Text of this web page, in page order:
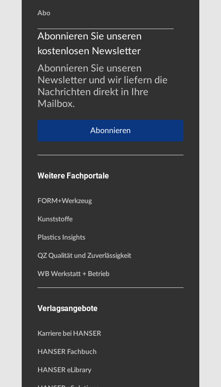
Abo
Abonnieren Sie unseren
kostenlosen Newsletter
Abonnieren Sie unseren
Newsletter und wir liefern die
Nachrichten direkt in Ihre
Mailbox.
Abonnieren
Weitere Fachportale
FORM+Werkzeug
Kunststoffe
Plastics Insights
QZ Qualität und Zuverlässigkeit
WB Werkstatt + Betrieb
Verlagsangebote
Karriere bei HANSER
HANSER Fachbuch
HANSER eLibrary